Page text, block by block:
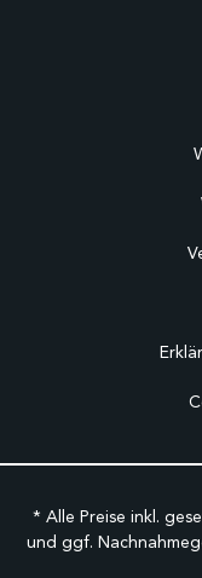
* Alle Preise inkl.
und ggf.